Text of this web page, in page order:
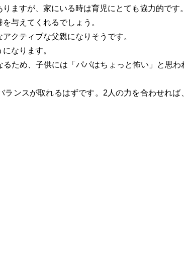
ますが、家にいる時は育児にとても協力的です。
与えてくれるでしょう。
クティブな父親になりそうです。
なります。
ため、子供には「パパはちょっと怖い」と思わ
ンスが取れるはずです。2人の力を合わせれば